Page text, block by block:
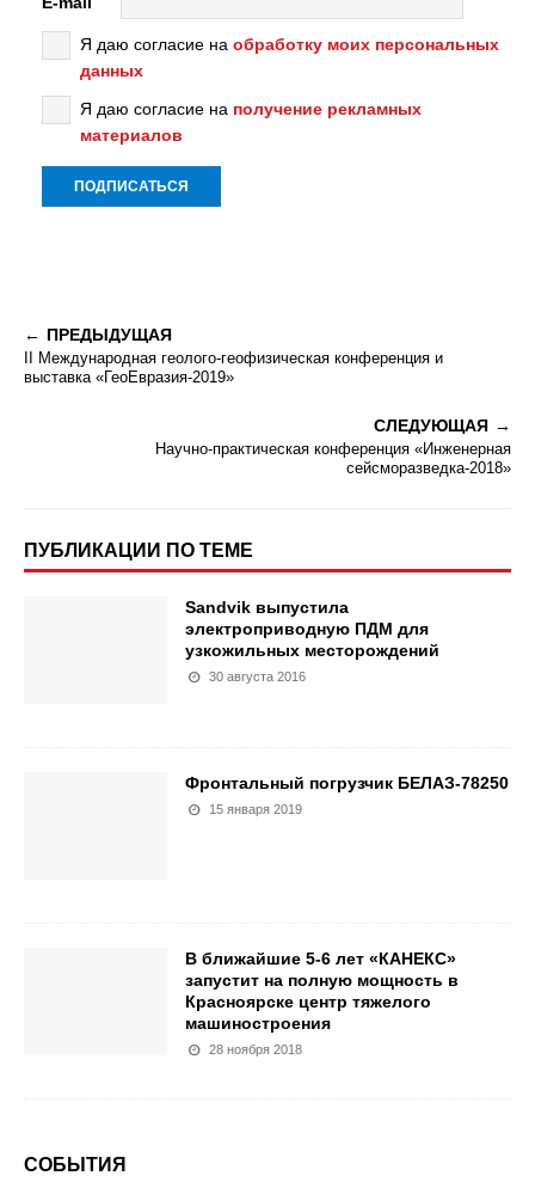
Я даю согласие на обработку моих персональных
данных
Я даю согласие на получение рекламных
материалов
ПРЕДЫДУЩАЯ
II Международная геолого-геофизическая конференция и
выставка «ГеоЕвразия-2019»
СЛЕДУЮЩАЯ
Научно-практическая конференция «Инженерная
сейсморазведка-2018»
ПУБЛИКАЦИИ ПО ТЕМЕ
Sandvik выпустила
электроприводную ПДМ для
узкожильных месторождений
30 августа 2016
Фронтальный погрузчик БЕЛАЗ-78250
15 января 2019
В ближайшие 5-6 лет «КАНЕКС»
запустит на полную мощность в
Красноярске центр тяжелого
машиностроения
28 ноября 2018
СОБЫТИЯ